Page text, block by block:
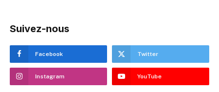
Suivez-nous
Facebook Twitter
Instagram YouTube